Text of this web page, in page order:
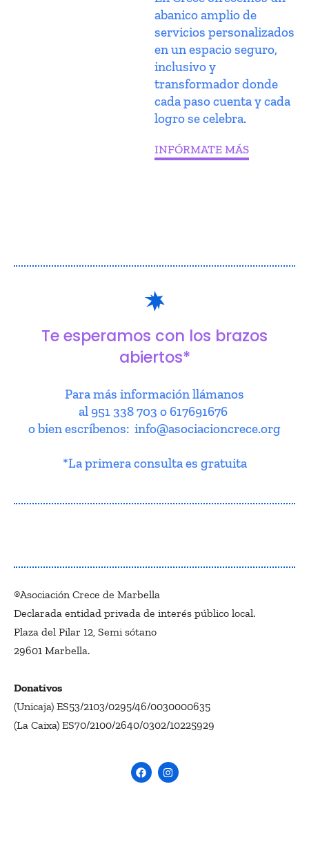
abanico amplio de
servicios personalizados
en un espacio seguro,
inclusivo y
transformador donde
cada paso cuenta y cada
logro se celebra.
INFÓRMATE MÁS
Te esperamos con los brazos
abiertos*
Para más información llámanos
al 951 338 703 o 617691676
o bien escríbenos: info@asociacioncrece.org
*La primera consulta es gratuita
®Asociación Crece de Marbella
Declarada entidad privada de interés público local.
Plaza del Pilar 12, Semi sótano
29601 Marbella.
Donativos
(Unicaja) ES53/2103/0295/46/0030000635
(La Caixa) ES70/2100/2640/0302/10225929